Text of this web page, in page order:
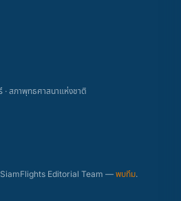
· สภาพุทธศาสนาแห่งชาติ
SiamFlights Editorial Team — พบทีม.